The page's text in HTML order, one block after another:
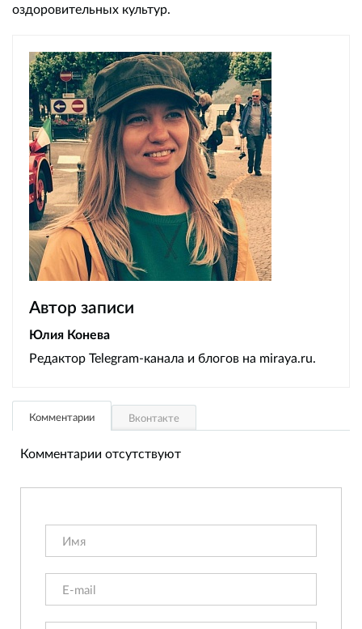
оздоровительных культур.
Автор записи
Юлия Конева
Редактор Telegram-канала и блогов на miraya.ru.
Комментарии Вконтакте
Комментарии отсутствуют